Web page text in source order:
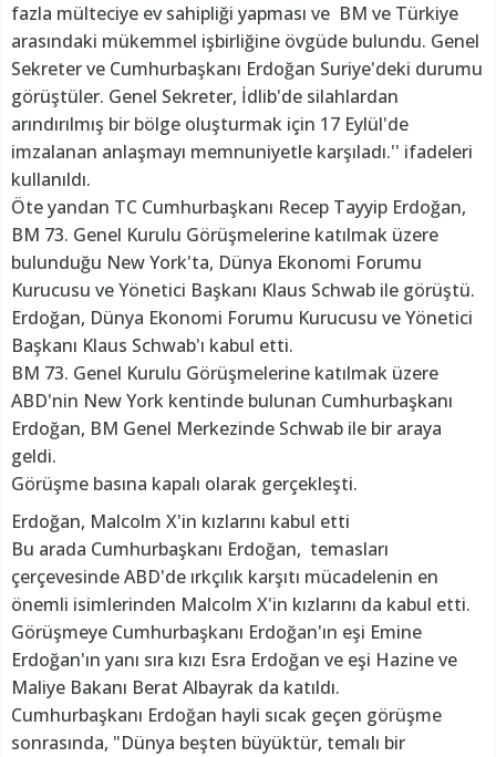
fazla mülteciye ev sahipliği yapması ve BM ve Türkiye
arasındaki mükemmel işbirliğine övgüde bulundu. Genel
Sekreter ve Cumhurbaşkanı Erdoğan Suriye'deki durumu
görüştüler. Genel Sekreter, İdlib'de silahlardan
arındırılmış bir bölge oluşturmak için 17 Eylül'de
imzalanan anlaşmayı memnuniyetle karşıladı.'' ifadeleri
kullanıldı.
Öte yandan TC Cumhurbaşkanı Recep Tayyip Erdoğan,
BM 73. Genel Kurulu Görüşmelerine katılmak üzere
bulunduğu New York'ta, Dünya Ekonomi Forumu
Kurucusu ve Yönetici Başkanı Klaus Schwab ile görüştü.
Erdoğan, Dünya Ekonomi Forumu Kurucusu ve Yönetici
Başkanı Klaus Schwab'ı kabul etti.
BM 73. Genel Kurulu Görüşmelerine katılmak üzere
ABD'nin New York kentinde bulunan Cumhurbaşkanı
Erdoğan, BM Genel Merkezinde Schwab ile bir araya
geldi.
Görüşme basına kapalı olarak gerçekleşti.
Erdoğan, Malcolm X'in kızlarını kabul etti
Bu arada Cumhurbaşkanı Erdoğan, temasları
çerçevesinde ABD'de ırkçılık karşıtı mücadelenin en
önemli isimlerinden Malcolm X'in kızlarını da kabul etti.
Görüşmeye Cumhurbaşkanı Erdoğan'ın eşi Emine
Erdoğan'ın yanı sıra kızı Esra Erdoğan ve eşi Hazine ve
Maliye Bakanı Berat Albayrak da katıldı.
Cumhurbaşkanı Erdoğan hayli sıcak geçen görüşme
sonrasında, "Dünya beşten büyüktür, temalı bir